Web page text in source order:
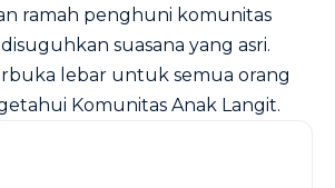
ramah penghuni komunitas
suasana yang asri.
lebar untuk semua orang
Komunitas Anak Langit.